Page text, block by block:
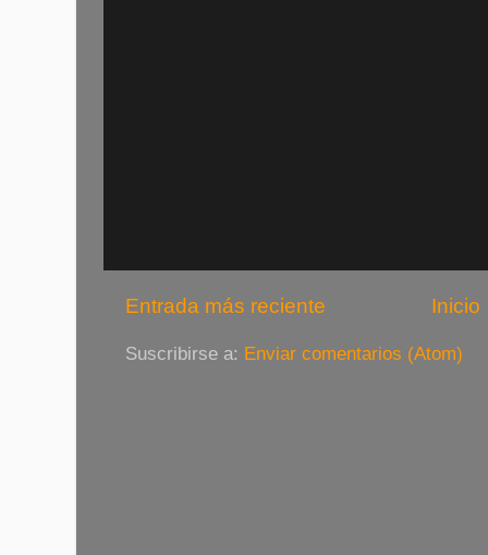
Entrada más reciente Inicio
Suscribirse a: Enviar comentarios (Atom)